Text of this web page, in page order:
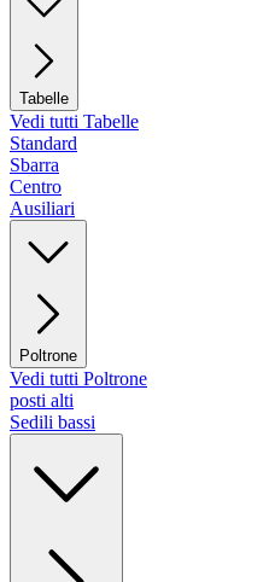
Tabelle
Vedi tutti Tabelle
Standard
Sbarra
Centro
Ausiliari
Poltrone
Vedi tutti Poltrone
posti alti
Sedili bassi